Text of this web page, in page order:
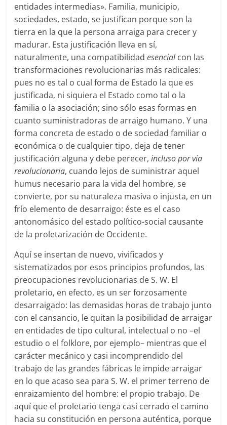
entidades intermedias». Familia, municipio,
sociedades, estado, se justifican porque son la
tierra en la que la persona arraiga para crecer y
madurar. Esta justificación lleva en sí,
naturalmente, una compatibilidadesencialcon las
transformaciones revolucionarias más radicales:
pues no es tal o cual forma de Estado la que es
justificada, ni siquiera el Estado como tal o la
familia o la asociación; sino sólo esas formas en
cuanto suministradoras de arraigo humano. Y una
forma concreta de estado o de sociedad familiar o
económica o de cualquier tipo, deja de tener
justificación alguna y debe perecer,incluso por vía
revolucionaria, cuando lejos de suministrar aquel
humus necesario para la vida del hombre, se
convierte, por su naturaleza masiva o injusta, en un
frío elemento de desarraigo: éste es el caso
antonomásico del estado político-social causante
de la proletarización de Occidente.
Aquí se insertan de nuevo, vivificados y
sistematizados por esos principios profundos, las
preocupaciones revolucionarias de S. W. El
proletario, en efecto, es un ser forzosamente
desarraigado: las demasidas horas de trabajo junto
con el cansancio, le quitan la posibilidad de arraigar
en entidades de tipo cultural, intelectual o no –el
estudio o el folklore, por ejemplo– mientras que el
carácter mecánico y casi incomprendido del
trabajo de las grandes fábricas le impide arraigar
en lo que acaso sea para S. W. el primer terreno de
enraizamiento del hombre: el propio trabajo. De
aquí que el proletario tenga casi cerrado el camino
hacia su constitución en persona auténtica, porque